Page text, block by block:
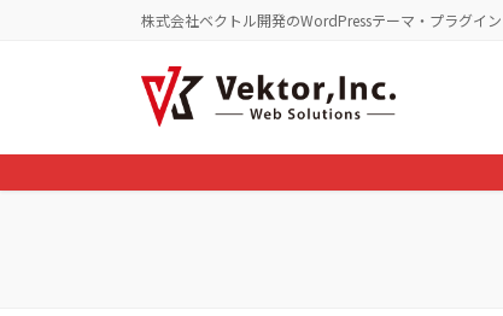
に
移
ョ
ン
株式会社ベクトル開発のWordPressテーマ・プラグイ